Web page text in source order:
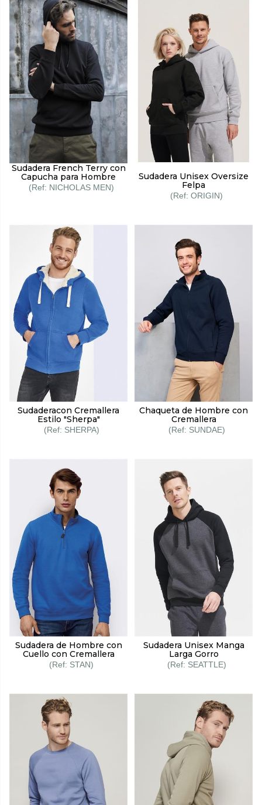
Sudadera French Terry con
Capucha para Hombre
NICHOLAS MEN
Sudadera Unisex Oversize
Felpa
ORIGIN
Sudaderacon Cremallera
Estilo "Sherpa"
SHERPA
Chaqueta de Hombre con
Cremallera
SUNDAE
Sudadera de Hombre con
Cuello con Cremallera
STAN
Sudadera Unisex Manga
Larga Gorro
SEATTLE